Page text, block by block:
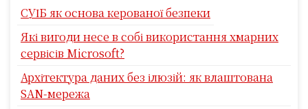
СУІБ як основа керованої безпеки
Які вигоди несе в собі використання хмарних
сервісів Microsoft?
Архітектура даних без ілюзій: як влаштована
SAN-мережа